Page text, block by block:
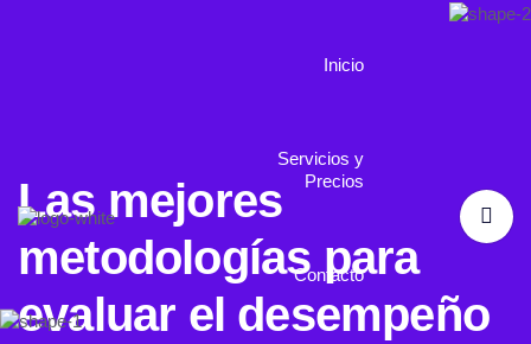
Inicio
Servicios y
Precios
Contacto
Las mejores
metodologías para
evaluar el desempeño